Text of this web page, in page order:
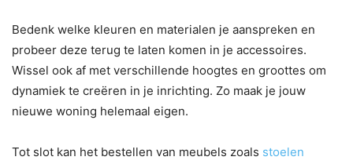
Bedenk welke kleuren en materialen je aanspreken en
probeer deze terug te laten komen in je accessoires.
Wissel ook af met verschillende hoogtes en groottes om
dynamiek te creëren in je inrichting. Zo maak je jouw
nieuwe woning helemaal eigen.
Tot slot kan het bestellen van meubels zoals stoelen